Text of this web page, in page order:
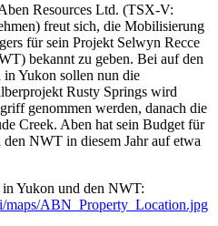
Resources Ltd. (TSX-V:
freut sich, die Mobilisierung
für sein Projekt Selwyn Recce
bekannt zu geben. Bei auf den
in Yukon sollen nun die
Rusty Springs wird
genommen werden, danach die
Creek. Aben hat sein Budget für
NWT in diesem Jahr auf etwa
Yukon und den NWT:
maps/ABN_Property_Location.jpg